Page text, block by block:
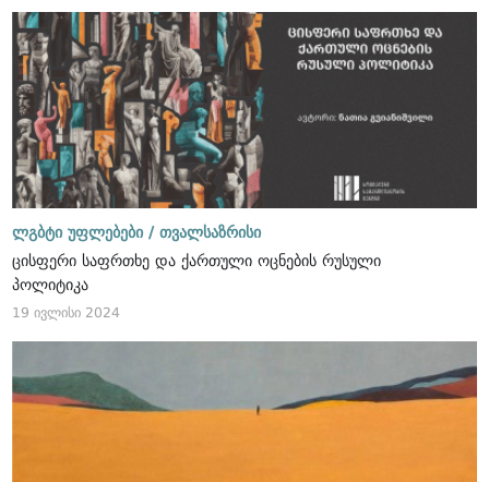
ლგბტი უფლებები / თვალსაზრისი
ცისფერი საფრთხე და ქართული ოცნების რუსული
პოლიტიკა
19 ივლისი 2024